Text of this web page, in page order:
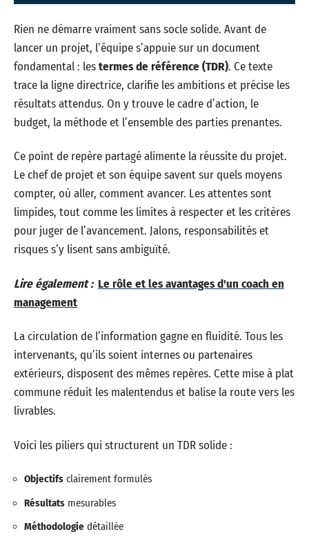
Rien ne démarre vraiment sans socle solide. Avant de
lancer un projet, l’équipe s’appuie sur un document
fondamental : lestermes de référence (TDR). Ce texte
trace la ligne directrice, clarifie les ambitions et précise les
résultats attendus. On y trouve le cadre d’action, le
budget, la méthode et l’ensemble des parties prenantes.
Ce point de repère partagé alimente la réussite du projet.
Le chef de projet et son équipe savent sur quels moyens
compter, où aller, comment avancer. Les attentes sont
limpides, tout comme les limites à respecter et les critères
pour juger de l’avancement. Jalons, responsabilités et
risques s’y lisent sans ambiguïté.
Lire également : Le rôle et les avantages d'un coach en
management
La circulation de l’information gagne en fluidité. Tous les
intervenants, qu’ils soient internes ou partenaires
extérieurs, disposent des mêmes repères. Cette mise à plat
commune réduit les malentendus et balise la route vers les
livrables.
Voici les piliers qui structurent un TDR solide :
Objectifs clairement formulés
Résultats mesurables
Méthodologie détaillée